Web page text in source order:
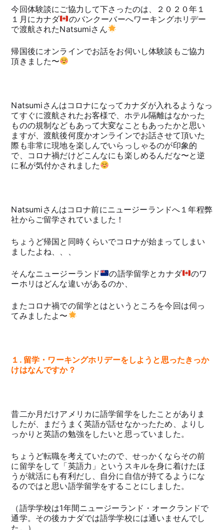
今回体験談にご協力して下さったのは、２０２０年１
１月にカナダ
のバンクーバーへワーキングホリデー
で渡航されたNatsumiさん
帰国後にオンラインでお話をお伺いし体験談もご協力
頂きました〜
Natsumiさんはコロナになってカナダが入れるようなっ
てすぐに渡航されたお客様で、ホテル隔離はなかった
ものの規制などもあって大変なこともあったかと思い
ますが、渡航後何度かオンラインでお話させて頂いた
際も非常に現地を楽しんでいらっしゃるのが印象的
で、コロナ禍だけどこんなにも楽しめるんだな〜と逆
に私が気付かされました
Natsumiさんはコロナ前にニュージーランドへ１年程弊
社からご留学されていました！
ちょうど帰国と同時くらいでコロナが始まってしまい
ましたよね、、、
そんなニュージーランド の語学留学とカナダ
のワ
ーホリはどんな違いがあるのか、
またコロナ禍での留学とはというところを今回は伺っ
てみましたよ〜
１. 留学・ワーキングホリデーをしようと思ったきっか
けはなんですか？
昔二か月だけアメリカに語学留学をしたことがありま
したが、まだうまく英語が話せなかったため、よりし
っかりと英語の勉強をしたいと思っていました。
ちょうど転職を考えていたので、せっかくならその前
に留学をして「英語力」というスキルを身に着けたほ
うが就活にも有利だし、自分に自信が持てるようにな
るのではと思い語学留学をすることにしました。
（語学学校は1年間ニュージーランド・オークランドで
通学。その後カナダでは語学学校には通いませんでし
た。）